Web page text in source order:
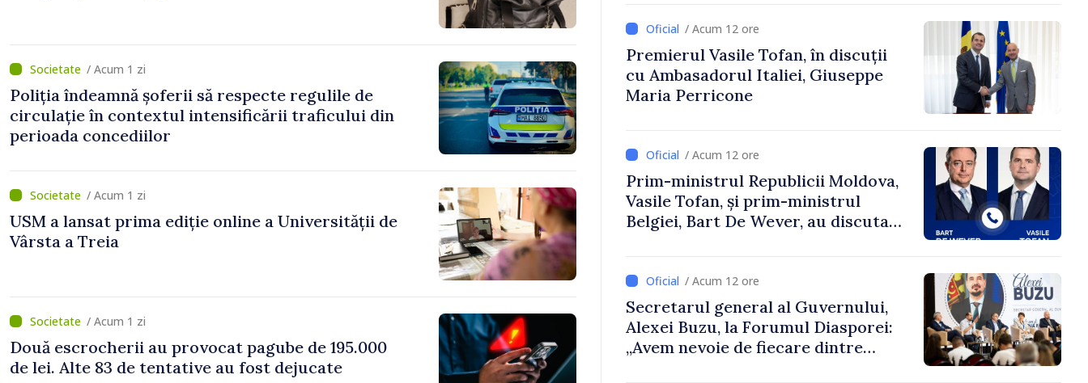
/ Acum 1 zi
Poliția îndeamnă șoferii să respecte regulile de
circulație în contextul intensificării traficului din
perioada concediilor
/ Acum 1 zi
USM a lansat prima ediție online a Universității de
Vârsta a Treia
/ Acum 1 zi
Două escrocherii au provocat pagube de 195.000
de lei. Alte 83 de tentative au fost dejucate
/ Acum 12 ore
Premierul Vasile Tofan, în discuții
cu Ambasadorul Italiei, Giuseppe
Maria Perricone
/ Acum 12 ore
Prim-ministrul Republicii Moldova,
Vasile Tofan, și prim-ministrul
Belgiei, Bart De Wever, au discutat
/ Acum 12 ore
Secretarul general al Guvernului,
Alexei Buzu, la Forumul Diasporei:
„Avem nevoie de fiecare dintre